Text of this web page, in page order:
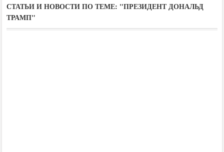
СТАТЬИ И НОВОСТИ ПО ТЕМЕ: "ПРЕЗИДЕНТ ДОНАЛЬД
ТРАМП"